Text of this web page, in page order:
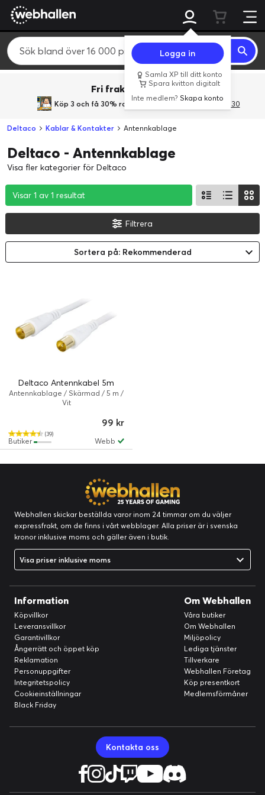
Logga in
Samla XP till ditt konto
Spara kvitton digitalt
Inte medlem?Skapa konto
Fri frakt över 800 kr.
Köp 3 och få 30% rabatt med rabattkoden 3Gives30
Deltaco Kablar & Kontakter Antennkablage
Deltaco - Antennkablage
Visa fler kategorier för Deltaco
Visar 1 av 1 resultat
Visar 1 av 1 resultat
Visar 1 av 1 resultat
Filtrera
Sortera på: Rekommenderad
Deltaco Antennkabel 5m
Antennkablage / Skärmad / 5 m /
Vit
(39)
99 kr
Webb
Butiker
Webhallen skickar beställda varor inom 24 timmar om du väljer
expressfrakt, om de finns i vårt webblager. Alla priser är i svenska
kronor inklusive moms och gäller även i butik.
Visa priser inklusive moms
Information
Köpvillkor
Leveransvillkor
Garantivillkor
Ångerrätt och öppet köp
Reklamation
Personuppgifter
Integritetspolicy
Cookieinställningar
Black Friday
Om Webhallen
Våra butiker
Om Webhallen
Miljöpolicy
Lediga tjänster
Tillverkare
Webhallen Företag
Köp presentkort
Medlemsförmåner
Kontakta oss